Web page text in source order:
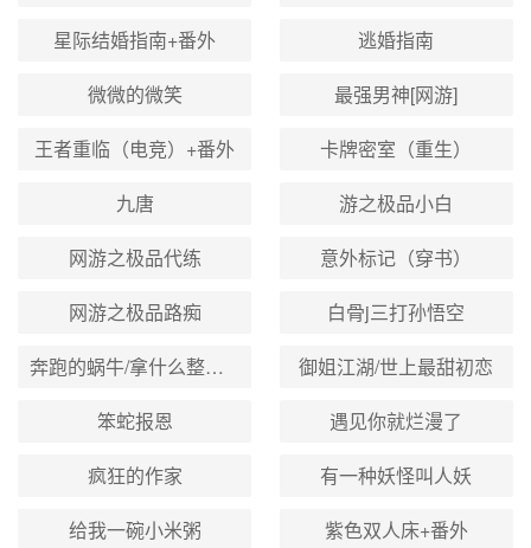
星际结婚指南+番外
逃婚指南
微微的微笑
最强男神[网游]
王者重临（电竞）+番外
卡牌密室（重生）
九唐
游之极品小白
网游之极品代练
意外标记（穿书）
网游之极品路痴
白骨j三打孙悟空
奔跑的蜗牛/拿什么整死你——我的爱人+番外
御姐江湖/世上最甜初恋
笨蛇报恩
遇见你就烂漫了
疯狂的作家
有一种妖怪叫人妖
给我一碗小米粥
紫色双人床+番外